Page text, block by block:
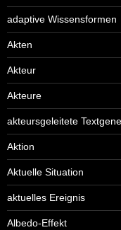
adaptive Wissensformen
Akten
Akteur
Akteure
akteursgeleitete
Aktion
Aktuelle Situation
aktuelles Ereignis
Albedo-Effekt